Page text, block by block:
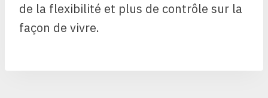
de la flexibilité et plus de contrôle sur la
façon de vivre.